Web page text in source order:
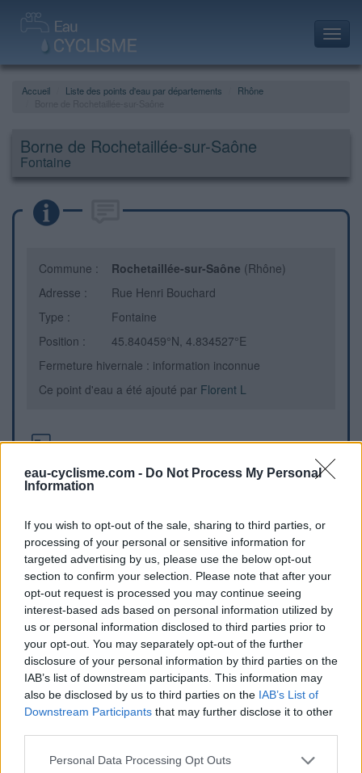
eau-cyclisme.com - Do Not Process My Personal
Information
If you wish to opt-out of the sale, sharing to third parties, or
processing of your personal or sensitive information for
targeted advertising by us, please use the below opt-out
section to confirm your selection. Please note that after your
opt-out request is processed you may continue seeing
interest-based ads based on personal information utilized by
us or personal information disclosed to third parties prior to
your opt-out. You may separately opt-out of the further
disclosure of your personal information by third parties on the
IAB’s list of downstream participants. This information may
also be disclosed by us to third parties on the IAB’s List of
Downstream Participants that may further disclose it to other
Personal Data Processing Opt Outs
Accueil Liste des points d'eau par départements
Rhône
Borne de Rochetaillée-sur-Saône
Fontaine
Commune : Rochetaillée-sur-Saône (Rhône)
Adresse :
Rue Henri Bouchard
Type :
Fontaine
Position :
45.840459°N, 4.834527°E
Fermeture hivernale : information inconnue
Ce point d'eau a été ajouté par Florent L
Informations complémentaires
Une borne se trouve sur la place du marché, aux
croisements entre la rue Henri Bouchard, le Chemin du
à côté de la mairie et à proximité de l'église.
Repères visuels
Afficher la carte